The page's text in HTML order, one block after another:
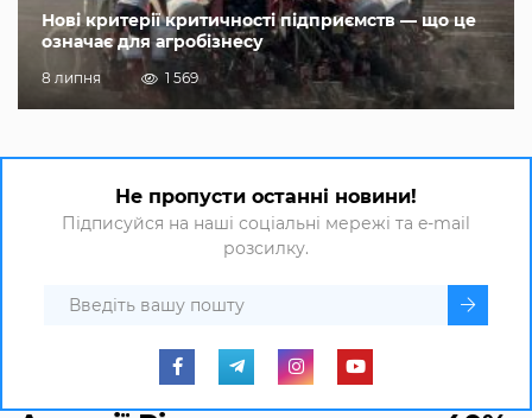
Нові критерії критичності підприємств — що це
означає для агробізнесу
8 липня 1 569
Не пропусти останні новини!
Підписуйся на наші соціальні мережі та e-mail
розсилку.